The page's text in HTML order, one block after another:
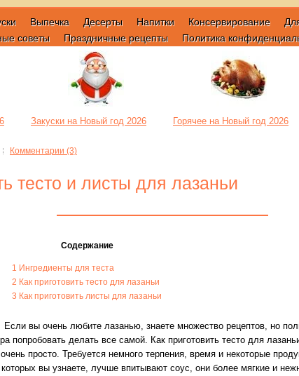
Выпечка Десерты Напитки Консервирование
советы Праздничные рецепты Политика
Закуски на Новый год 2026 Горячее на Новый год 2026
Комментарии (3)
тесто и листы для лазаньи
Содержание
1 Ингредиенты для теста
2 Как приготовить тесто для лазаньи
3 Как приготовить листы для лазаньи
Если вы очень любите лазанью, знаете множество рецептов, но
попробовать делать все самой. Как приготовить тесто для
просто. Требуется немного терпения, время и некоторые
которых вы узнаете, лучше впитывают соус, они более мягкие и